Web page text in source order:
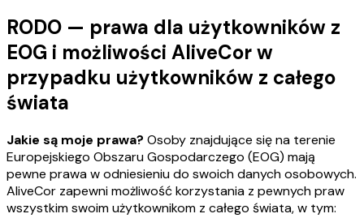
RODO — prawa dla użytkowników z
EOG i możliwości AliveCor w
przypadku użytkowników z całego
świata
Jakie są moje prawa? Osoby znajdujące się na terenie
Europejskiego Obszaru Gospodarczego (EOG) mają
pewne prawa w odniesieniu do swoich danych osobowych.
AliveCor zapewni możliwość korzystania z pewnych praw
wszystkim swoim użytkownikom z całego świata, w tym: